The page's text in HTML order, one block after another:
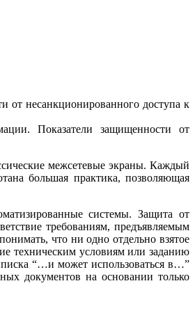
от несанкционированного доступа к
Показатели защищенности от
межсетевые экраны. Каждый
большая практика, позволяющая
системы. Защита от
требованиям, предъявляемым
что ни одно отдельно взятое
техническим условиям или заданию
“…и может использоваться в…”
документов на основании только